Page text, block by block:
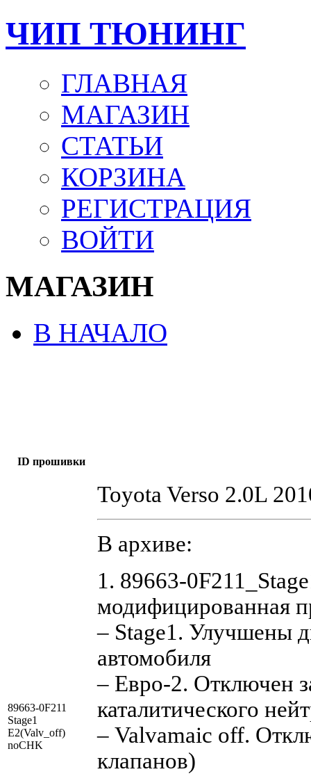
ЧИП ТЮНИНГ
ГЛАВНАЯ
МАГАЗИН
СТАТЬИ
КОРЗИНА
РЕГИСТРАЦИЯ
ВОЙТИ
МАГАЗИН
В НАЧАЛО
ID прошивки
89663-0F211
Stage1
E2(Valv_off)
noCHK
Toyota Verso 2.0L
В архиве:
1. 89663-
модифицированная
– Stage1. Улучшены
автомобиля
– Евро-2. Отключен
каталитического
– Valvamaic off.
клапанов)